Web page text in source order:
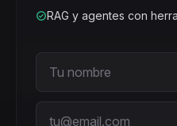
RAG y agentes con